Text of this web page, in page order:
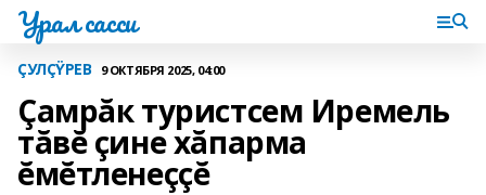
Урал сасси
ÇУЛÇŸРЕВ 9 ОКТЯБРЯ 2025, 04:00
Çамрăк туристсем Иремель
тăвĕ çине хăпарма
ĕмĕтленеççĕ